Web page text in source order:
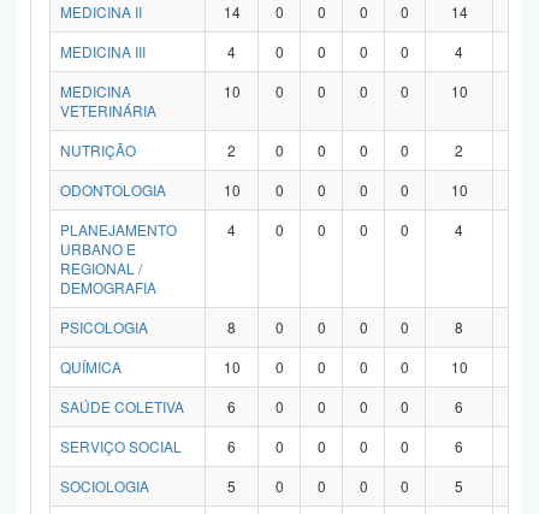
MEDICINA II
14 0 0 0 0 14
MEDICINA III
4 0 0 0 0 4
MEDICINA
VETERINÁRIA
10 0 0 0 0 10
NUTRIÇÃO 2 0 0 0 0 2
ODONTOLOGIA
10 0 0 0 0 10
PLANEJAMENTO
URBANO E
REGIONAL /
DEMOGRAFIA
4 0 0 0 0 4
PSICOLOGIA 8 0 0 0 0 8
QUÍMICA
10 0 0 0 0 10
SAÚDE COLETIVA
6 0 0 0 0 6
SERVIÇO SOCIAL
6 0 0 0 0 6
SOCIOLOGIA
5 0 0 0 0 5